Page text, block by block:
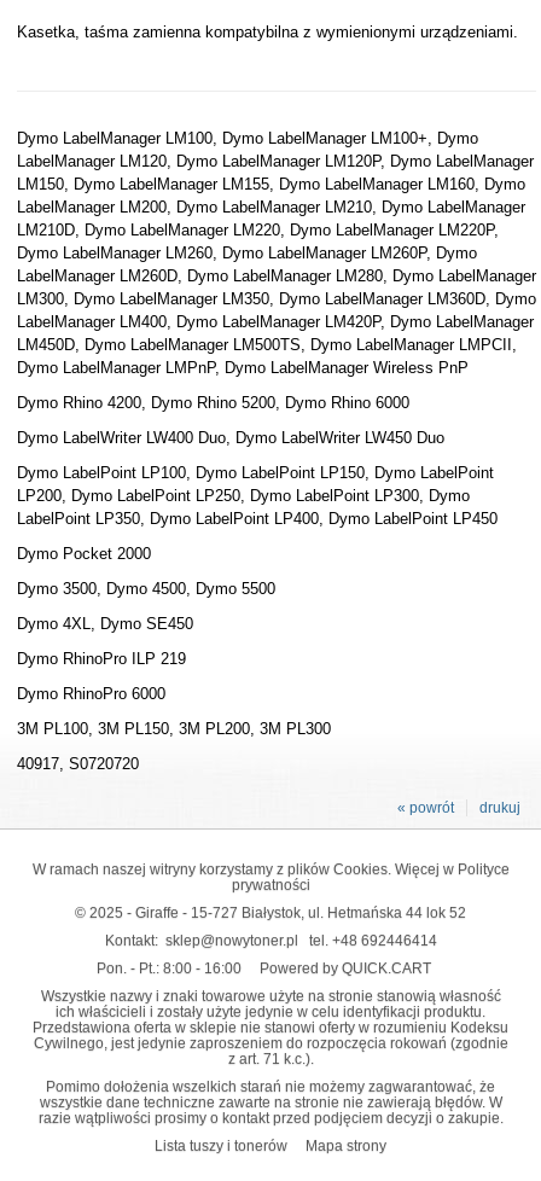
Kasetka, taśma zamienna kompatybilna z wymienionymi urządzeniami.
Dymo LabelManager LM100, Dymo LabelManager LM100+, Dymo
LabelManager LM120, Dymo LabelManager LM120P, Dymo LabelManager
LM150, Dymo LabelManager LM155, Dymo LabelManager LM160, Dymo
LabelManager LM200, Dymo LabelManager LM210, Dymo LabelManager
LM210D, Dymo LabelManager LM220, Dymo LabelManager LM220P,
Dymo LabelManager LM260, Dymo LabelManager LM260P, Dymo
LabelManager LM260D, Dymo LabelManager LM280, Dymo LabelManager
LM300, Dymo LabelManager LM350, Dymo LabelManager LM360D, Dymo
LabelManager LM400, Dymo LabelManager LM420P, Dymo LabelManager
LM450D, Dymo LabelManager LM500TS, Dymo LabelManager LMPCII,
Dymo LabelManager LMPnP, Dymo LabelManager Wireless PnP
Dymo Rhino 4200, Dymo Rhino 5200, Dymo Rhino 6000
Dymo LabelWriter LW400 Duo, Dymo LabelWriter LW450 Duo
Dymo LabelPoint LP100, Dymo LabelPoint LP150, Dymo LabelPoint
LP200, Dymo LabelPoint LP250, Dymo LabelPoint LP300, Dymo
LabelPoint LP350, Dymo LabelPoint LP400, Dymo LabelPoint LP450
Dymo Pocket 2000
Dymo 3500, Dymo 4500, Dymo 5500
Dymo 4XL, Dymo SE450
Dymo RhinoPro ILP 219
Dymo RhinoPro 6000
3M PL100, 3M PL150, 3M PL200, 3M PL300
40917, S0720720
drukuj
« powrót
W ramach naszej witryny korzystamy z plików Cookies. Więcej w Polityce
prywatności
© 2025 - Giraffe - 15-727 Białystok, ul. Hetmańska 44 lok 52
Kontakt: sklep@nowytoner.pl tel. +48 692446414
Pon. - Pt.: 8:00 - 16:00
Powered by QUICK.CART
Wszystkie nazwy i znaki towarowe użyte na stronie stanowią własność
ich właścicieli i zostały użyte jedynie w celu identyfikacji produktu.
Przedstawiona oferta w sklepie nie stanowi oferty w rozumieniu Kodeksu
Cywilnego, jest jedynie zaproszeniem do rozpoczęcia rokowań (zgodnie
z art. 71 k.c.).
Pomimo dołożenia wszelkich starań nie możemy zagwarantować, że
wszystkie dane techniczne zawarte na stronie nie zawierają błędów. W
razie wątpliwości prosimy o kontakt przed podjęciem decyzji o zakupie.
Lista tuszy i tonerów
Mapa strony